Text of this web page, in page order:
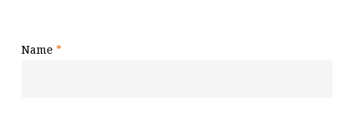
Name *